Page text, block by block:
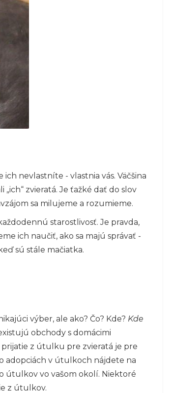
nevlastníte - vlastnia vás. Väčšina
zvieratá. Je ťažké dať do slov
sa milujeme a rozumieme.
starostlivosť. Je pravda,
ich naučiť, ako sa majú správať -
sú stále mačiatka.
výber, ale ako? Čo? Kde? Kde
obchody s domácimi
z útulku pre zvieratá je pre
adopciách v útulkoch nájdete na
útulkov vo vašom okolí. Niektoré
z útulkov.